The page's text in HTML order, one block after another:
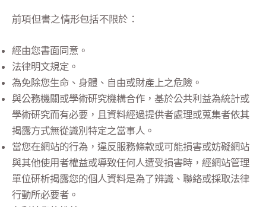
前項但書之情形包括不限於：
經由您書面同意。
法律明文規定。
為免除您生命、身體、自由或財產上之危險。
與公務機關或學術研究機構合作，基於公共利益為統計或
學術研究而有必要，且資料經過提供者處理或蒐集者依其
揭露方式無從識別特定之當事人。
當您在網站的行為，違反服務條款或可能損害或妨礙網站
與其他使用者權益或導致任何人遭受損害時，經網站管理
單位研析揭露您的個人資料是為了辨識、聯絡或採取法律
行動所必要者。